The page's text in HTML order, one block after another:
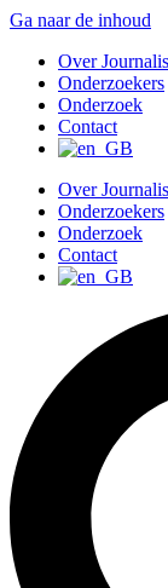
Ga naar de inhoud
Over
Onderzoekers
Onderzoek
Contact
Over
Onderzoekers
Onderzoek
Contact